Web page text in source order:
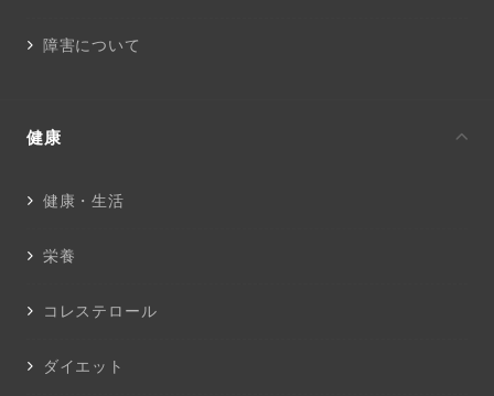
障害について
健康
健康・生活
栄養
コレステロール
ダイエット